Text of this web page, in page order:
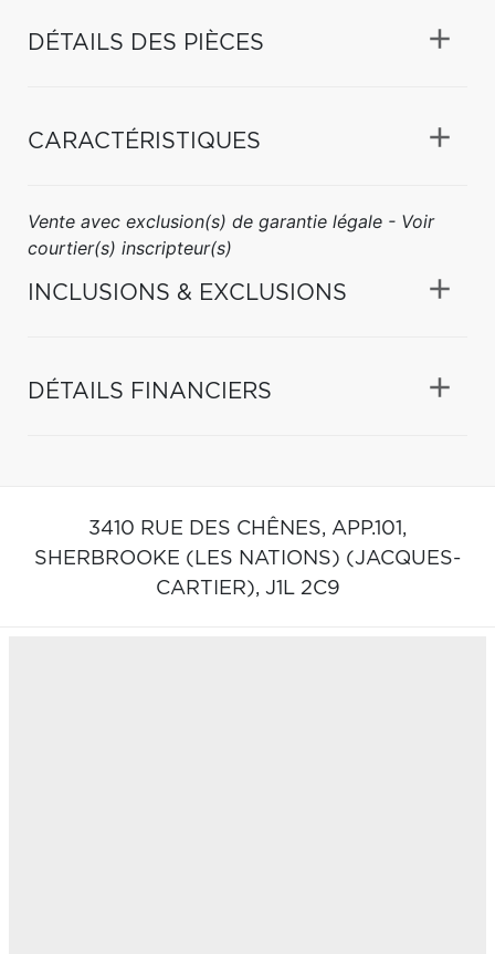
DÉTAILS DES PIÈCES
CARACTÉRISTIQUES
Vente avec exclusion(s) de garantie légale - Voir
courtier(s) inscripteur(s)
INCLUSIONS & EXCLUSIONS
DÉTAILS FINANCIERS
3410 RUE DES CHÊNES, APP.101,
SHERBROOKE (LES NATIONS) (JACQUES-
CARTIER), J1L 2C9